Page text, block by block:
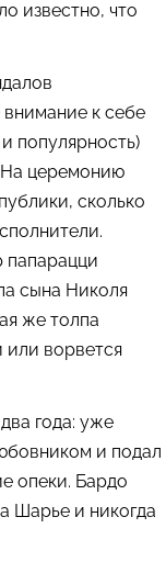
известно, что
к себе
популярность)
На церемонию
сколько
сына Николя
же толпа
ворвется
года: уже
и подал
опеки. Бардо
Шарье и никогда